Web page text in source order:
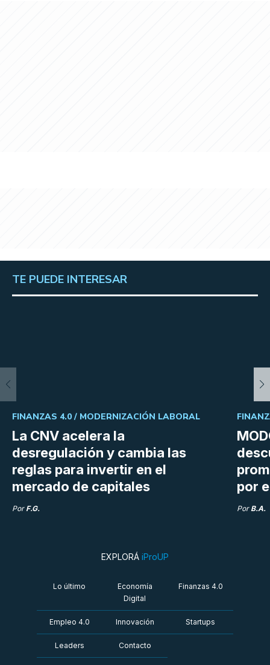
TE PUEDE INTERESAR
La CNV acelera la
desregulación y cambia las
reglas para invertir en el
mercado de capitales
FINANZAS 4.0 / MODERNIZACIÓN LABORAL
Por F.G.
por
Por B.A.
EXPLORÁ iProUP
Lo último
Economía
Digital
Finanzas 4.0
Empleo 4.0 Innovación Startups
Leaders Contacto